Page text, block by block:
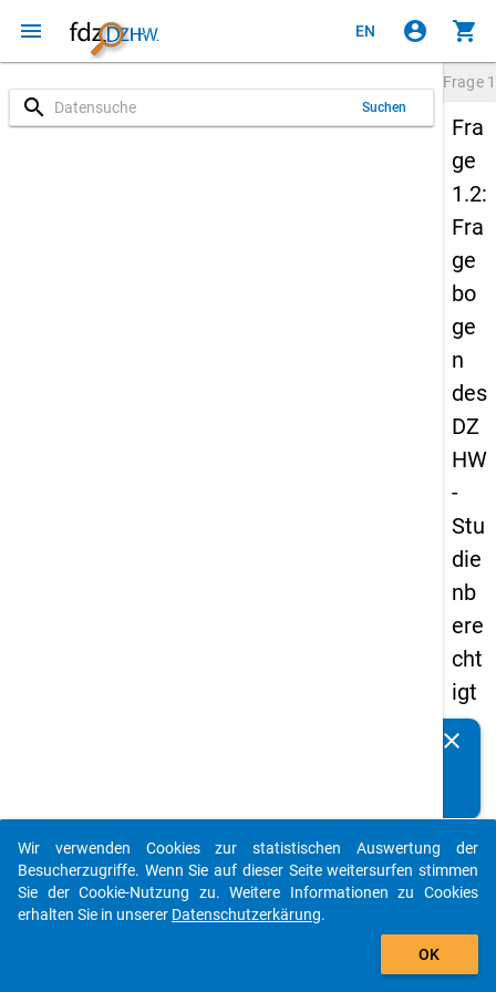
menu EN account_circle shopping_cart
search Suchen
Frage
Fra
ge
1.2:
Fra
ge
bo
ge
n
des
DZ
HW
-
Stu
die
nb
ere
cht
igt
en
s
20
12
clear
auto_stories
add_shopping_cart
Wir verwenden Cookies zur statistischen Auswertung der
Besucherzugriffe. Wenn Sie auf dieser Seite weitersurfen stimmen
Sie der Cookie-Nutzung zu. Weitere Informationen zu Cookies
erhalten Sie in unserer Datenschutzerkärung.
OK